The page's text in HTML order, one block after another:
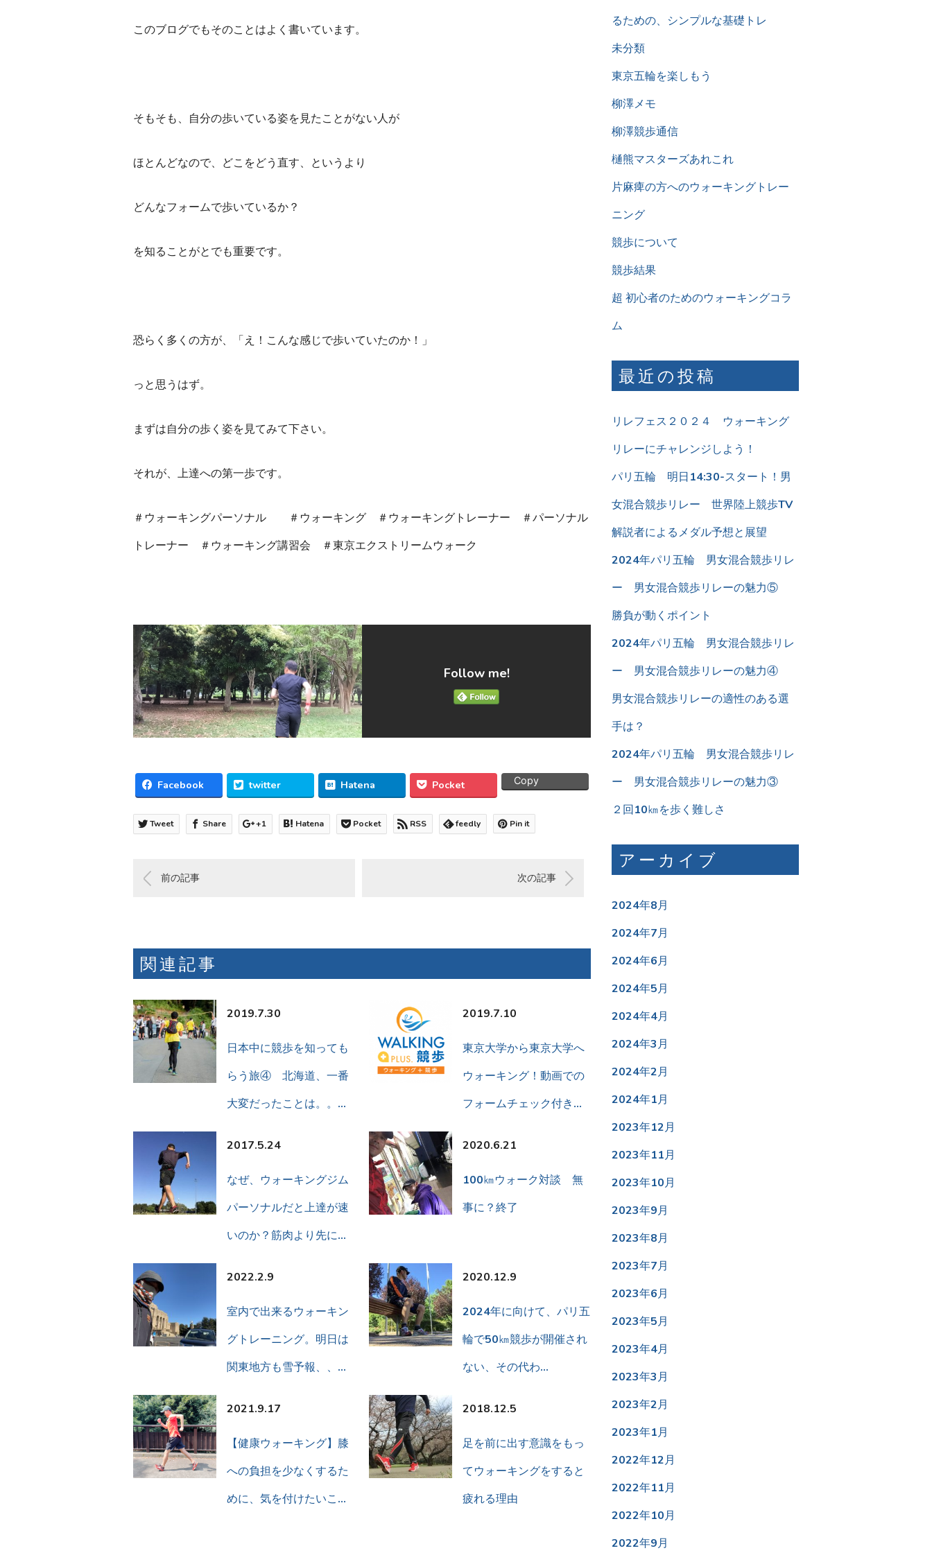
このブログでもそのことはよく書いています。
そもそも、自分の歩いている姿を見たことがない人が
ほとんどなので、どこをどう直す、というより
どんなフォームで歩いているか？
を知ることがとでも重要です。
恐らく多くの方が、「え！こんな感じで歩いていたのか！」
っと思うはず。
まずは自分の歩く姿を見てみて下さい。
それが、上達への第一歩です。
＃ウォーキングパーソナル ＃ウォーキング ＃ウォーキングトレーナー ＃パーソナル
トレーナー ＃ウォーキング講習会 ＃東京エクストリームウォーク
Follow me!
Facebook twitter Hatena Pocket Copy
Tweet Share +1 Hatena Pocket RSS feedly Pin it
前の記事 次の記事
関連記事
2019.7.30
日本中に競歩を知っても
らう旅④ 北海道、一番
大変だったことは。。…
2019.7.10
東京大学から東京大学へ
ウォーキング！動画での
フォームチェック付き…
2017.5.24
なぜ、ウォーキングジム
パーソナルだと上達が速
いのか？筋肉より先に…
2020.6.21
100㎞ウォーク対談 無
事に？終了
2022.2.9
室内で出来るウォーキン
グトレーニング。明日は
関東地方も雪予報、、…
2020.12.9
2024年に向けて、パリ五
輪で50㎞競歩が開催され
ない、その代わ…
2021.9.17
【健康ウォーキング】膝
への負担を少なくするた
めに、気を付けたいこ…
2018.12.5
足を前に出す意識をもっ
てウォーキングをすると
疲れる理由
るための、シンプルな基礎トレ
未分類
東京五輪を楽しもう
柳澤メモ
柳澤競歩通信
樋熊マスターズあれこれ
片麻痺の方へのウォーキングトレー
ニング
競歩について
競歩結果
超 初心者のためのウォーキングコラ
ム
最近の投稿
リレフェス２０２４ ウォーキング
リレーにチャレンジしよう！
パリ五輪 明日14:30-スタート！男
女混合競歩リレー 世界陸上競歩TV
解説者によるメダル予想と展望
2024年パリ五輪 男女混合競歩リレ
ー 男女混合競歩リレーの魅力⑤
勝負が動くポイント
2024年パリ五輪 男女混合競歩リレ
ー 男女混合競歩リレーの魅力④
男女混合競歩リレーの適性のある選
手は？
2024年パリ五輪 男女混合競歩リレ
ー 男女混合競歩リレーの魅力③
２回10㎞を歩く難しさ
アーカイブ
2024年8月
2024年7月
2024年6月
2024年5月
2024年4月
2024年3月
2024年2月
2024年1月
2023年12月
2023年11月
2023年10月
2023年9月
2023年8月
2023年7月
2023年6月
2023年5月
2023年4月
2023年3月
2023年2月
2023年1月
2022年12月
2022年11月
2022年10月
2022年9月